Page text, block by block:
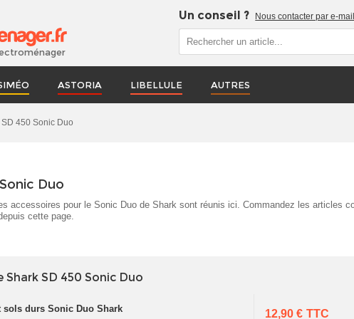
Un conseil ? Nous contacter par e-mail
ASTORIA LIBELLULE AUTRES
450 Sonic Duo
Duo
accessoires pour le Sonic Duo de Shark sont réunis ici. Commandez les articles
cette page.
SD 450 Sonic Duo
sols durs Sonic Duo Shark 12,90 € TTC